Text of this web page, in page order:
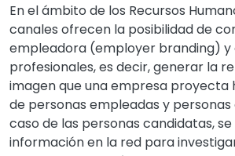
En el ámbito de los Recursos
canales ofrecen la posibilidad de
empleadora (employer branding)
profesionales, es decir, generar la
imagen que una empresa proyecta
de personas empleadas y personas
caso de las personas candidatas,
información en la red para